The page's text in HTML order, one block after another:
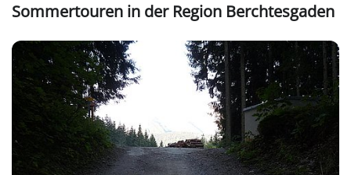
Sommertouren in der Region Berchtesgaden